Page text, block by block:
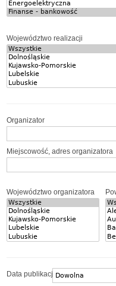
Województwo realizacji
Organizator
Miejscowość, adres organizatora
Województwo organizatora
Data publikacji